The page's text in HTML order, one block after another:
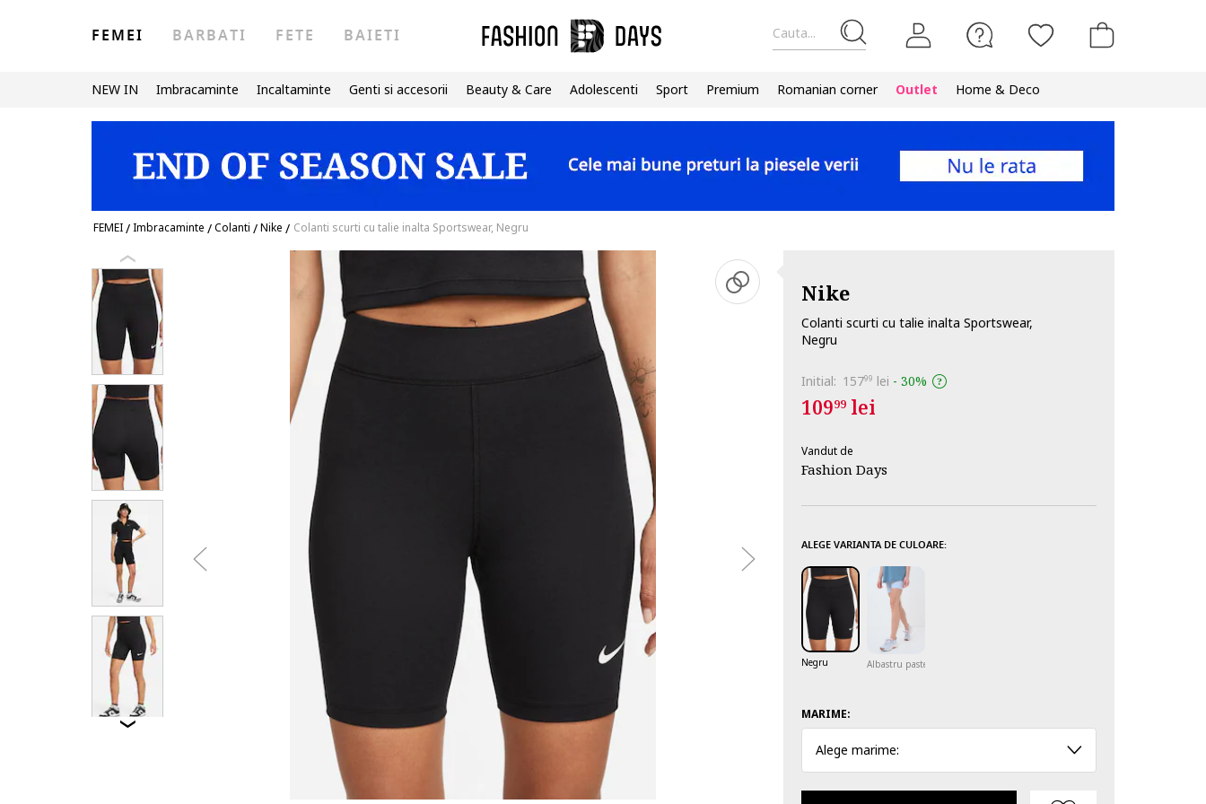
Cauta...
FEMEI BARBATI FETE BAIETI
NEW IN Imbracaminte Incaltaminte Genti si accesorii Beauty & Care Adolescenti Sport Premium Romanian corner Outlet Home & Deco
FEMEI/Imbracaminte /Colanti /Nike / Colanti scurti cu talie inalta Sportswear, Negru
Nike
Colanti scurti cu talie inalta Sportswear,
Negru
Initial: 15799 lei - 30%
10999lei
Vandut de
Fashion Days
ALEGE VARIANTA DE CULOARE:
Negru Albastru pastel
MARIME:
Alege marime: